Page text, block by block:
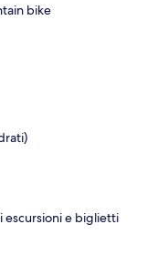
bike
escursioni e biglietti